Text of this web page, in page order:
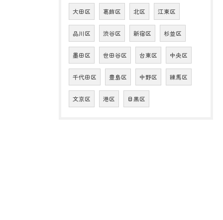
大田区 葛飾区 北区 江東区
品川区 渋谷区 新宿区 杉並区
墨田区 世田谷区 台東区 中央区
千代田区 豊島区 中野区 練馬区
文京区 港区 目黒区